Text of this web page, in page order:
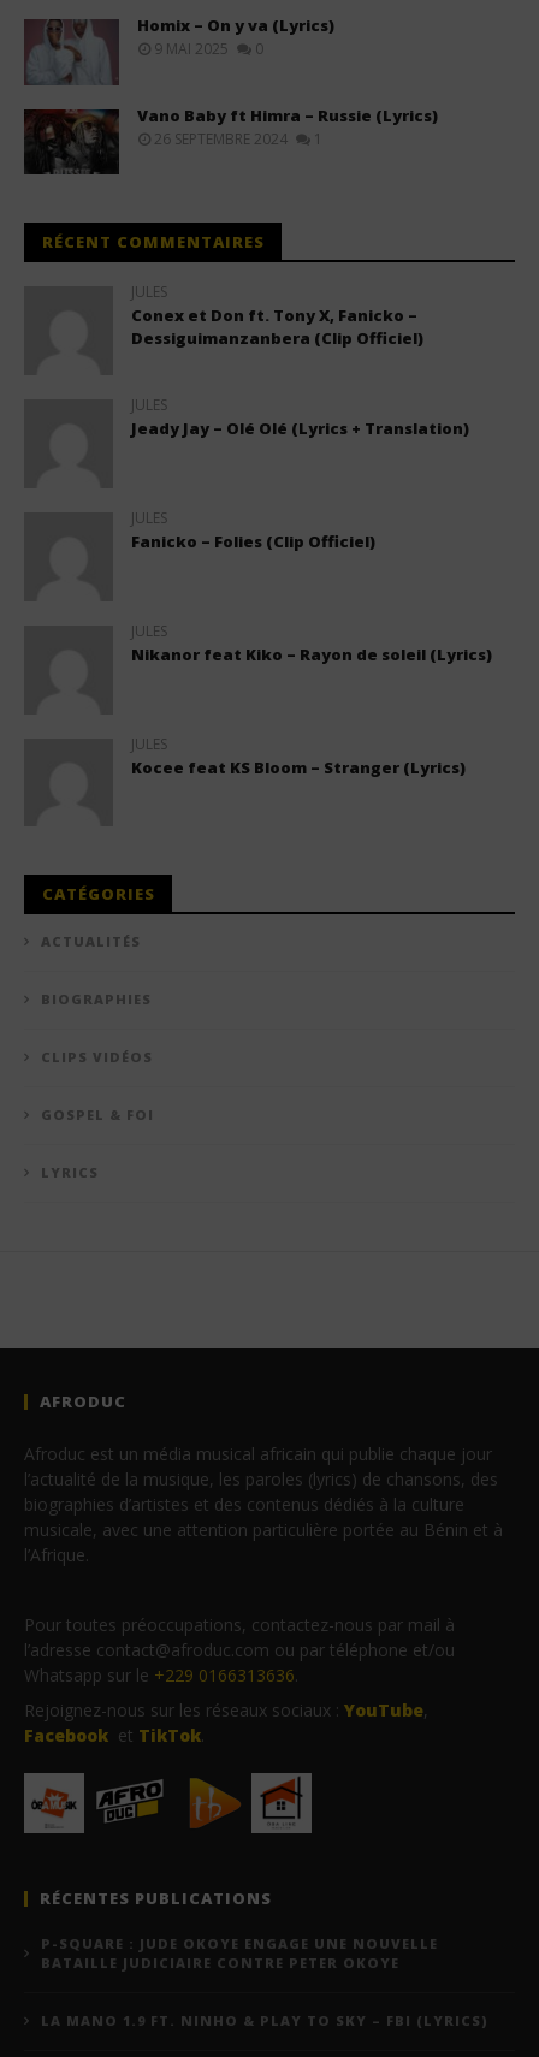
Homix – On y va (Lyrics)
9 MAI 2025 0
Vano Baby ft Himra – Russie (Lyrics)
26 SEPTEMBRE 2024 1
RÉCENT COMMENTAIRES
JULES
Conex et Don ft. Tony X, Fanicko –
Dessiguimanzanbera (Clip Officiel)
JULES
Jeady Jay – Olé Olé (Lyrics + Translation)
JULES
Fanicko – Folies (Clip Officiel)
JULES
Nikanor feat Kiko – Rayon de soleil (Lyrics)
JULES
Kocee feat KS Bloom – Stranger (Lyrics)
CATÉGORIES
ACTUALITÉS
BIOGRAPHIES
CLIPS VIDÉOS
GOSPEL & FOI
LYRICS
AFRODUC
Afroduc est un média musical africain qui publie chaque jour
l’actualité de la musique, les paroles (lyrics) de chansons, des
biographies d’artistes et des contenus dédiés à la culture
musicale, avec une attention particulière portée au Bénin et à
l’Afrique.
Pour toutes préoccupations, contactez-nous par mail à
l’adresse contact@afroduc.com ou par téléphone et/ou
Whatsapp sur le +229 0166313636.
Rejoignez-nous sur les réseaux sociaux : YouTube,
Facebook et TikTok.
RÉCENTES PUBLICATIONS
P-SQUARE : JUDE OKOYE ENGAGE UNE NOUVELLE
BATAILLE JUDICIAIRE CONTRE PETER OKOYE
LA MANO 1.9 FT. NINHO & PLAY TO SKY – FBI (LYRICS)